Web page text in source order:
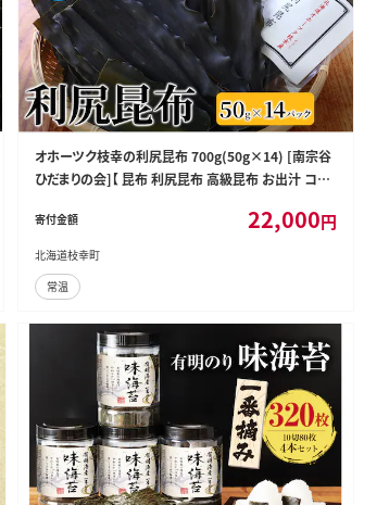
オホーツク枝幸の利尻昆布 700g(50g×14) [南宗谷
ひだまりの会]【 昆布 利尻昆布 高級昆布 お出汁 コン
寄付金額 22,000円
北海道枝幸町
常温